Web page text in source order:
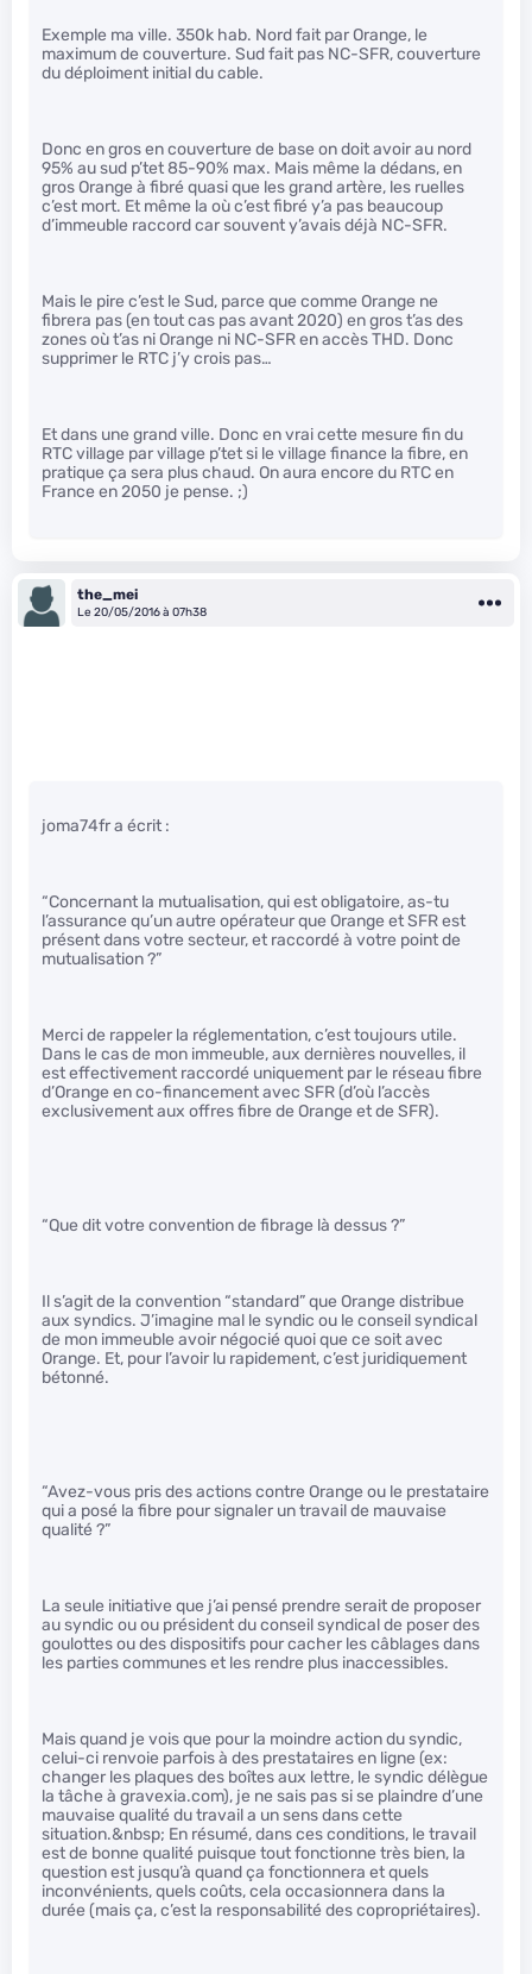
Exemple ma ville. 350k hab. Nord fait par Orange, le
maximum de couverture. Sud fait pas NC-SFR, couverture
du déploiment initial du cable.
Donc en gros en couverture de base on doit avoir au nord
95% au sud p’tet 85-90% max. Mais même la dédans, en
gros Orange à fibré quasi que les grand artère, les ruelles
c’est mort. Et même la où c’est fibré y’a pas beaucoup
d’immeuble raccord car souvent y’avais déjà NC-SFR.
Mais le pire c’est le Sud, parce que comme Orange ne
fibrera pas (en tout cas pas avant 2020) en gros t’as des
zones où t’as ni Orange ni NC-SFR en accès THD. Donc
supprimer le RTC j’y crois pas…
Et dans une grand ville. Donc en vrai cette mesure fin du
RTC village par village p’tet si le village finance la fibre, en
pratique ça sera plus chaud. On aura encore du RTC en
France en 2050 je pense. ;)
the_mei
Le 20/05/2016 à 07h38
joma74fr a écrit :
“Concernant la mutualisation, qui est obligatoire, as-tu
l’assurance qu’un autre opérateur que Orange et SFR est
présent dans votre secteur, et raccordé à votre point de
mutualisation ?”
Merci de rappeler la réglementation, c’est toujours utile.
Dans le cas de mon immeuble, aux dernières nouvelles, il
est effectivement raccordé uniquement par le réseau fibre
d’Orange en co-financement avec SFR (d’où l’accès
exclusivement aux offres fibre de Orange et de SFR).
“Que dit votre convention de fibrage là dessus ?”
Il s’agit de la convention “standard” que Orange distribue
aux syndics. J’imagine mal le syndic ou le conseil syndical
de mon immeuble avoir négocié quoi que ce soit avec
Orange. Et, pour l’avoir lu rapidement, c’est juridiquement
bétonné.
“Avez-vous pris des actions contre Orange ou le prestataire
qui a posé la fibre pour signaler un travail de mauvaise
qualité ?”
La seule initiative que j’ai pensé prendre serait de proposer
au syndic ou ou président du conseil syndical de poser des
goulottes ou des dispositifs pour cacher les câblages dans
les parties communes et les rendre plus inaccessibles.
Mais quand je vois que pour la moindre action du syndic,
celui-ci renvoie parfois à des prestataires en ligne (ex:
changer les plaques des boîtes aux lettre, le syndic délègue
la tâche à gravexia.com), je ne sais pas si se plaindre d’une
mauvaise qualité du travail a un sens dans cette
situation.&nbsp; En résumé, dans ces conditions, le travail
est de bonne qualité puisque tout fonctionne très bien, la
question est jusqu’à quand ça fonctionnera et quels
inconvénients, quels coûts, cela occasionnera dans la
durée (mais ça, c’est la responsabilité des copropriétaires).